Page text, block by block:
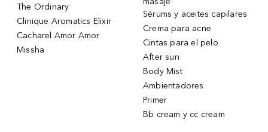
The Ordinary
Clinique Aromatics Elixir
Cacharel Amor Amor
Missha
Sérums y aceites capilares
Crema para acne
Cintas para el pelo
After sun
Body Mist
Ambientadores
Primer
Bb cream y cc cream